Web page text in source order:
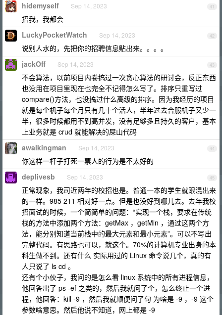
41
hidemyself Sep 14, 2023
招我，我都会
42
LuckyPocketWatch Sep 14, 2023
说别人水的，先把你的招聘信息贴出来。。。。
43
jackOff Sep 14, 2023
不会算法，以前项目内卷搞过一次贪心算法的研讨会，反正东西
也没用在项目里现在也完全不记得怎么写了。排序只重写过
compare()方法，也没搞过什么高级的排序。因为我经历的项目
就是每个机子每个月只有几十个活人，半年过去合服机子又少一
半，很多时候都用不到高并发，没有足够多且持久的客户，基本
上业务就是 crud 就能解决的屎山代码
44
awalkingman Sep 14, 2023
你这样一杆子打死一票人的行为是不太好的
45
deplivesb Sep 14, 2023
正常现象，我司近两年的校招也是。普通一本的学生就跟混出来
的一样。985 211 相对好一点。但是也没好到哪儿去。去年我校
招面试的时候，一个简简单的问题：“实现一个栈，要求在传统
栈的方法中添加两个方法：getMax ，getMin ，通过这两个方
法，能分别知道当前栈中的最大元素和最小元素”。可以不写出
完整代码。有思路也可以，就这个。70%的计算机专业出身的本
科生做不到。还有什么 实际用过的 Linux 命令说几个，真的有
人只说了 ls cd 。
还有个小伙子，我问的是怎么看 linux 系统中的所有进程信息，
他回答出了 ps -ef 之类的，然后我就问了个，怎么终止一个进
程，他回答：kill -9 ，然后我就顺便问了句 为啥是 -9 ，-9 这个
参数啥意思。然后他说不知道，网上都是 -9